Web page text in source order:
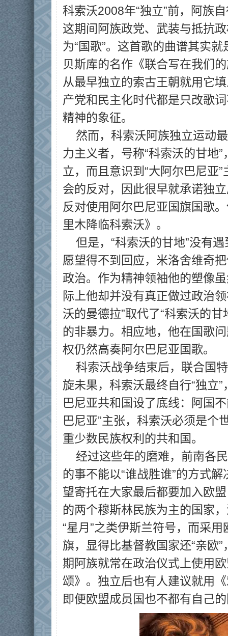
科索沃2008年“独立”前，阿族
这期间阿族政党、武装与抵抗
为“国歌”。这首歌的曲谱其实
贝斯库的名作《联合写在我们
从最早独立的索古王朝就用它
产党和民主化时代都是只改歌
精神的象征。
然而，科索沃阿族独立运动
力主义者，号称“科索沃的甘地
立，而且意识到“大阿尔巴尼亚
会的反对，因此很早就承诺独
反对使用阿尔巴尼亚国旗国歌
里木降临科索沃》。
但是，“科索沃的甘地”没有
愿望得不到回应，米洛舍维奇
政治。作为精神领袖他的塑像
际上他却并没有真正做过政治
沃的曼德拉”取代了“科索沃的
的非暴力。相应地，他在国歌
权仍然高奏阿尔巴尼亚国歌。
科索沃战争结束后，联合国
旋未果，科索沃最终自行“独立
巴尼亚共和国设了底线：阿国
巴尼亚”主张，科索沃必须是个
重少数民族权利的共和国。
经过这些年的磨难，前南各
的事不能以“谁战胜谁”的方式
望寄托在大家最后都要加入欧
的两个穆斯林民族为主的国家
“星月”之类伊斯兰符号，而采
旗，显得比基督教国家还“亲欧
期阿族就常在政治仪式上使用
颂》。独立后也有人建议就用
即便欧盟成员国也不都有自己